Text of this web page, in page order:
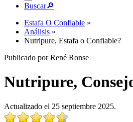
Buscar🔎︎
Estafa O Confiable »
Análisis »
Nutripure, Estafa o Confiable?
Publicado por René Ronse
Nutripure,
Actualizado el 25 septiembre 2025.